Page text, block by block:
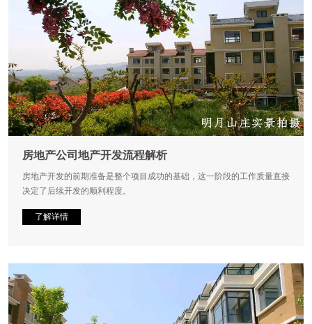
房地产公司地产开发流程解析
房地产开发的前期准备是整个项目成功的基础，这一阶段的工作质量直接
决定了后续开发的顺利程度。
了解详情